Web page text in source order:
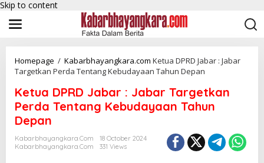
Skip to content
Homepage / Kabarbhayangkara.com Ketua DPRD Jabar : Jabar
Targetkan Perda Tentang Kebudayaan Tahun Depan
Ketua DPRD Jabar : Jabar Targetkan
Perda Tentang Kebudayaan Tahun
Depan
Kabarbhayangkara.com
18 October 2024
Kabarbhayangkara.com
331 Views